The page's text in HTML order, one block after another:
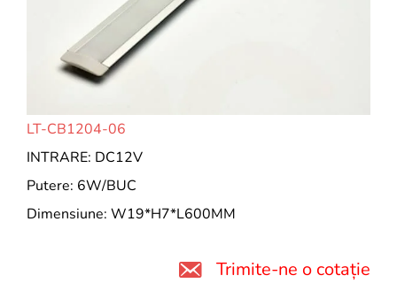
LT-CB1204-06
INTRARE: DC12V
Putere: 6W/BUC
Dimensiune: W19*H7*L600MM
Trimite-ne o cotație